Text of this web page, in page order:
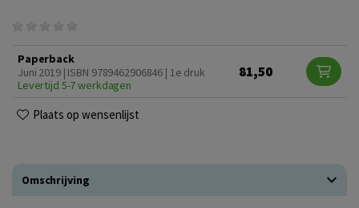
Paperback
Juni 2019 | ISBN 9789462906846 | 1e druk
Levertijd 5-7 werkdagen
81,50
Plaats op wensenlijst
Omschrijving